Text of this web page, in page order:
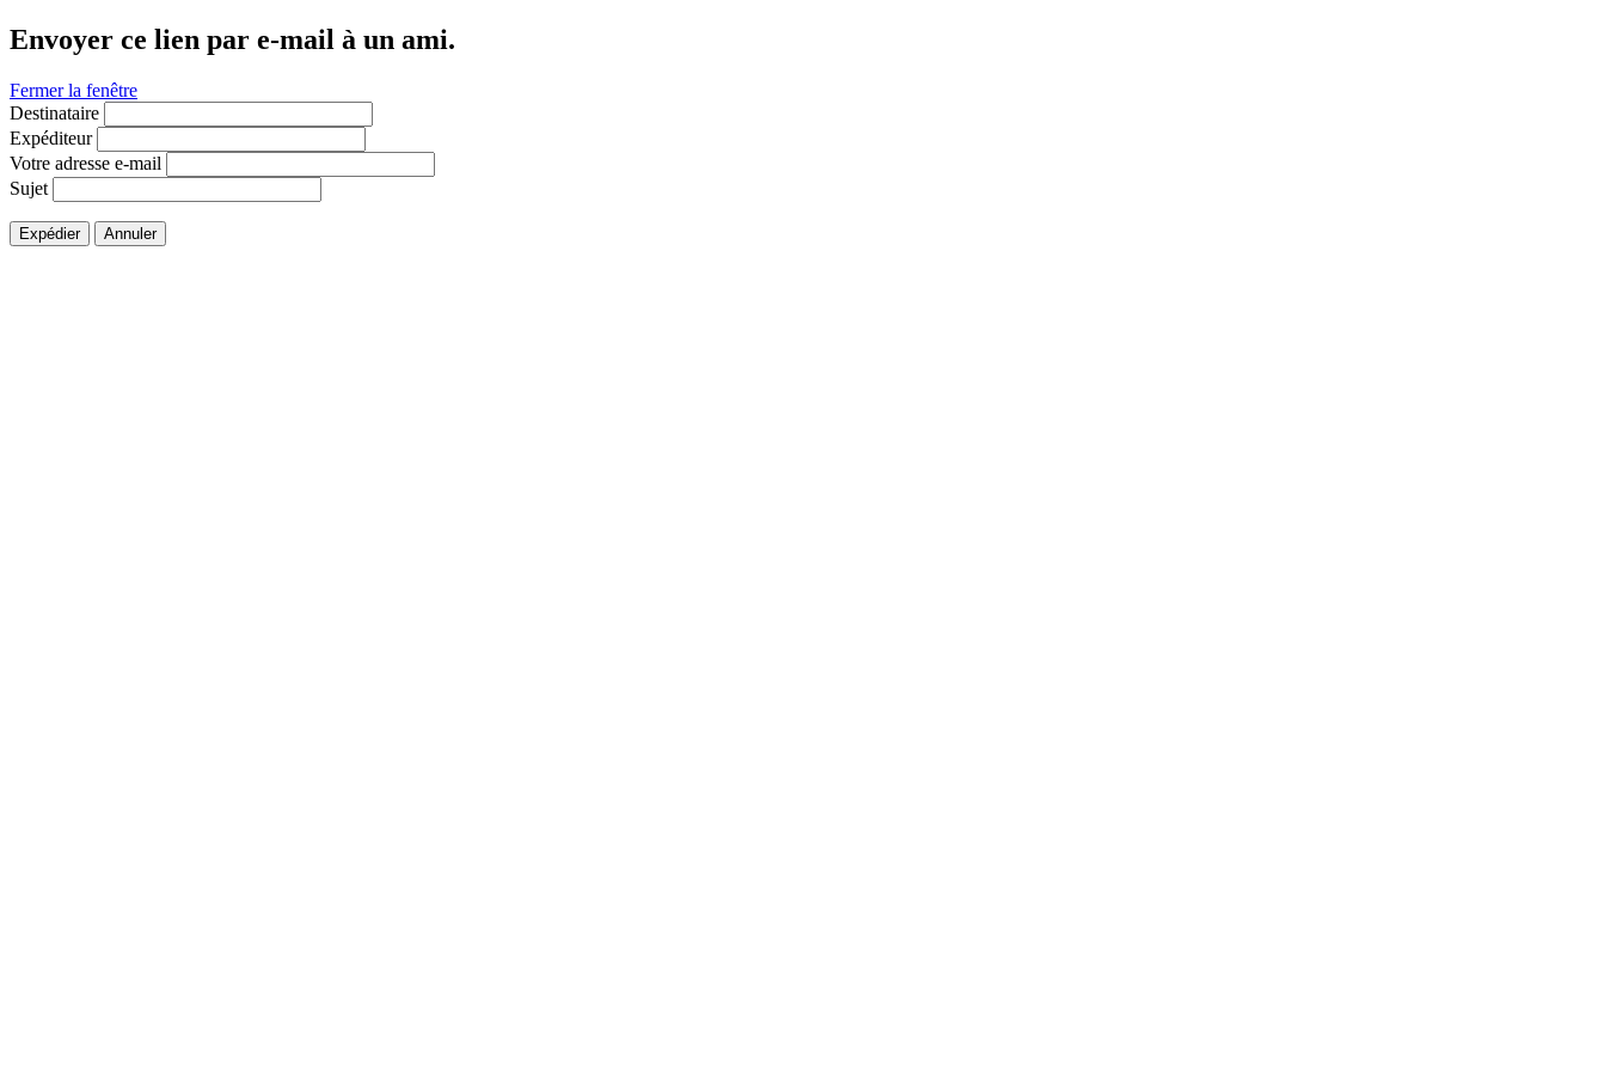
Envoyer ce lien par e-mail à un ami.
Fermer la fenêtre
Destinataire
Expéditeur
Votre adresse e-mail
Sujet
Expédier Annuler